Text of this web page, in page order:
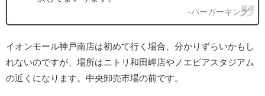
-バーガーキング
イオンモール神戸南店は初めて行く場合、分かりずらいかもし
れないのですが、場所はニトリ和田岬店やノエビアスタジアム
の近くになります。中央卸売市場の前です。